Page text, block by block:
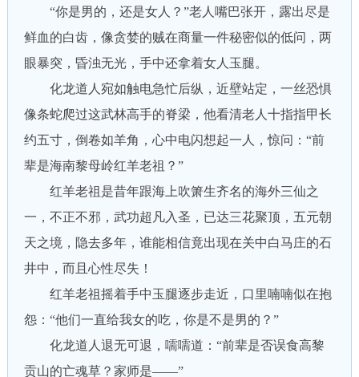
“你是男的，还是女人？”老人嘴巴张开，露出尽是
鲜血的白齿，像贪婪的贼在商量一件秘密似的低问，两
眼暴突，昏浊无光，手中还拿着女人玉腿。
化龙道人宛如触电急忙后纵，近壁站定，一丝恐惧
像条蛇爬过这武林高手的脊梁，他看清老人十指指甲长
约五寸，倒卷如羊角，心中电闪想起一人，惊问：“前
辈是海南黎母岭红羊老祖？”
红羊老祖是昔年跟海上吹箫生齐名的海外三仙之
一，不正不邪，武功超凡入圣，已达三花聚顶，五元朝
天之境，隐去多年，谁能相信竟出现在关中白马庄的石
井中，而且心性尽失！
红羊老祖摇着手中玉腿逐步走近，口里喃喃似在抱
怨：“他们一直给我女的吃，你是不是男的？”
化龙道人退无可退，嚅嚅道：“前辈是否误食高黎
贡山的亡魂草？家师是——”